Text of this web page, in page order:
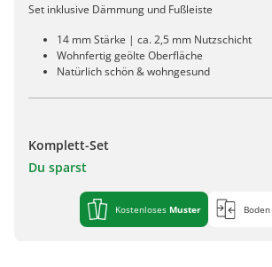
Set inklusive Dämmung und Fußleiste
14 mm Stärke | ca. 2,5 mm Nutzschicht
Wohnfertig geölte Oberfläche
Natürlich schön & wohngesund
Komplett-Set
Du sparst
Kostenloses Muster Boden